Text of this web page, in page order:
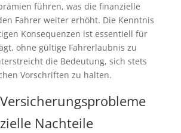
führen, was die finanzielle
Fahrer weiter erhöht. Die Kenntnis
Konsequenzen ist essentiell für
ohne gültige Fahrerlaubnis zu
die Bedeutung, sich stets
Vorschriften zu halten.
Nachteile